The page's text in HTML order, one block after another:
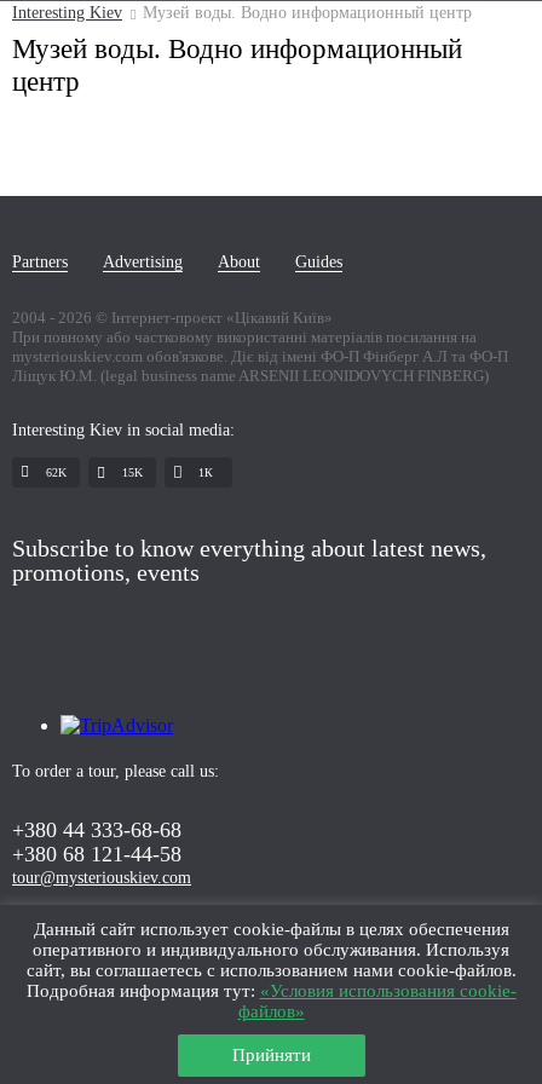
Interesting Kiev Музей воды. Водно информационный центр
Музей воды. Водно информационный
центр
Partners Advertising About Guides
2004 - 2026 © Інтернет-проект «Цікавий Київ»
При повному або частковому використанні матеріалів посилання на
mysteriouskiev.com обов'язкове. Діє від імені ФО-П Фінберг А.Л та ФО-П
Ліщук Ю.М. (legal business name ARSENII LEONIDOVYCH FINBERG)
Interesting Kiev in social media:
62K 15K 1К
Subscribe to know everything about latest news,
promotions, events
To order a tour, please call us:
+380 44 333-68-68
+380 68 121-44-58
tour@mysteriouskiev.com
Данный сайт использует cookie-файлы в целях обеспечения
оперативного и индивидуального обслуживания. Используя
сайт, вы соглашаетесь с использованием нами cookie-файлов.
Подробная информация тут: «Условия использования cookie-
файлов»
Прийняти